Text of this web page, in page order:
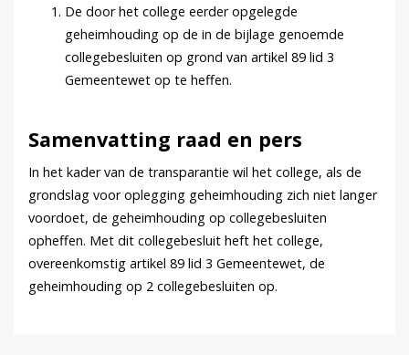
De door het college eerder opgelegde
geheimhouding op de in de bijlage genoemde
collegebesluiten op grond van artikel 89 lid 3
Gemeentewet op te heffen.
Samenvatting raad en pers
In het kader van de transparantie wil het college, als de
grondslag voor oplegging geheimhouding zich niet langer
voordoet, de geheimhouding op collegebesluiten
opheffen. Met dit collegebesluit heft het college,
overeenkomstig artikel 89 lid 3 Gemeentewet, de
geheimhouding op 2 collegebesluiten op.